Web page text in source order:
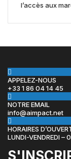
l’accès aux
APPELEZ-NOUS
+33 1 86 04 14 45
NOTRE EMAIL
info@aimpact.net
HORAIRES
LUNDI-VENDREDI –